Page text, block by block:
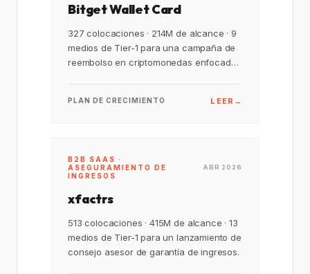
Bitget Wallet Card
327 colocaciones · 214M de alcance · 9
medios de Tier-1 para una campaña de
reembolso en criptomonedas enfocada
PLAN DE CRECIMIENTO LEER →
B2B SAAS ·
ASEGURAMIENTO DE
INGRESOS
ABR 2026
xfactrs
513 colocaciones · 415M de alcance · 13
medios de Tier-1 para un lanzamiento de
consejo asesor de garantía de ingresos.